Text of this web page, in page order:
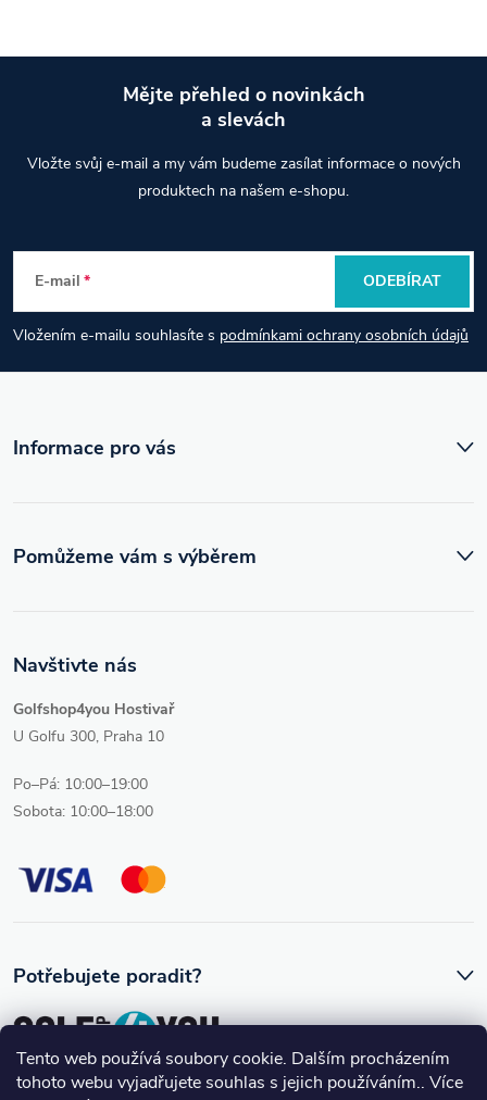
Tento web používá soubory cookie. Dalším procházením
tohoto webu vyjadřujete souhlas s jejich používáním.. Více
p
a
t
Mějte přehled o novinkách
a slevách
Vložte svůj e-mail a my vám budeme zasílat informace o nových
produktech na našem e-shopu.
E-mail
Vložením e-mailu souhlasíte s podmínkami ochrany osobních údajů
ODEBÍRAT
Informace pro vás
Navštivte nás
Golfshop4you Hostivař
U Golfu 300, Praha 10
Po–Pá: 10:00–19:00
Sobota: 10:00–18:00
Pomůžeme vám s výběrem
Potřebujete poradit?
Ozve se vám skutečný člověk, který golfovému vybavení rozumí.